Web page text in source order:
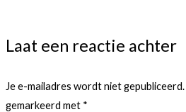
Laat een reactie achter
Je e-mailadres wordt niet gepubliceerd.
gemarkeerd met *